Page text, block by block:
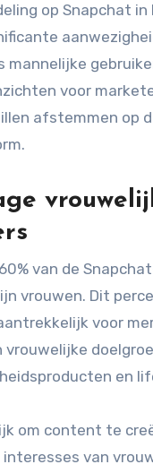
op Snapchat in
mannelijke
voor
afstemmen op
van de
vrouwen. Dit
voor
vrouwelijke
en
om content te
van